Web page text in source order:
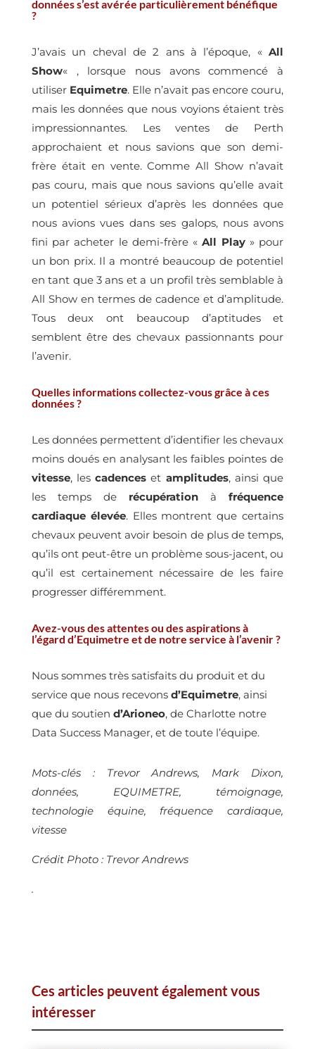
données s’est avérée particulièrement bénéfique
?
J’avais un cheval de 2 ans à l’époque, «All
Show« , lorsque nous avons commencé à
utiliser Equimetre. Elle n’avait pas encore couru,
mais les données que nous voyions étaient très
impressionnantes. Les ventes de Perth
approchaient et nous savions que son demi-
frère était en vente. Comme All Show n’avait
pas couru, mais que nous savions qu’elle avait
un potentiel sérieux d’après les données que
nous avions vues dans ses galops, nous avons
fini par acheter le demi-frère «All Play» pour
un bon prix. Il a montré beaucoup de potentiel
en tant que 3 ans et a un profil très semblable à
All Show en termes de cadence et d’amplitude.
Tous deux ont beaucoup d’aptitudes et
semblent être des chevaux passionnants pour
l’avenir.
Quelles informations collectez-vous grâce à ces
données ?
Les données permettent d’identifier les chevaux
moins doués en analysant les faibles pointes de
vitesse, lescadences et amplitudes, ainsi que
les temps de récupération à fréquence
cardiaque élevée. Elles montrent que certains
chevaux peuvent avoir besoin de plus de temps,
qu’ils ont peut-être un problème sous-jacent, ou
qu’il est certainement nécessaire de les faire
progresser différemment.
Avez-vous des attentes ou des aspirations à
l’égard d’Equimetre et de notre service à l’avenir ?
Nous sommes très satisfaits du produit et du
service que nous recevons d’Equimetre, ainsi
que du soutien d’Arioneo, de Charlotte notre
Data Success Manager, et de toute l’équipe.
Mots-clés : Trevor Andrews, Mark Dixon,
données, EQUIMETRE, témoignage,
technologie équine, fréquence cardiaque,
vitesse
Crédit Photo : Trevor Andrews
.
Ces articles peuvent également vous
intéresser